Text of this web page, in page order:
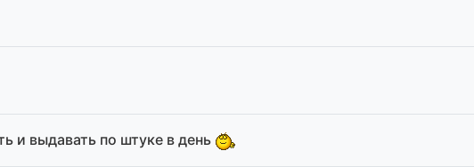
и выдавать по штуке в день